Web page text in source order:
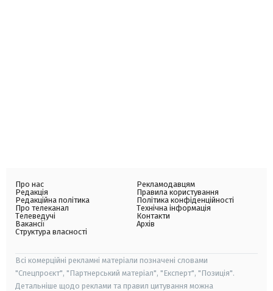
Про нас
Редакція
Редакційна політика
Про телеканал
Телеведучі
Вакансії
Структура власності
Рекламодавцям
Правила користування
Політика конфіденційності
Технічна інформація
Контакти
Архів
Всі комерційні рекламні матеріали позначені словами
"Спецпроєкт", "Партнерський матеріал", "Експерт", "Позиція".
Детальніше щодо реклами та правил цитування можна